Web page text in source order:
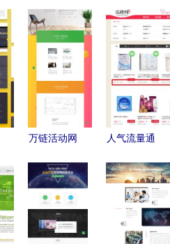
打造沉浸式
在线咖啡体
验
并存的网页
设计理念
万链活动网
网站建设到
精准推广的
完整解决方
人气流量通
网站商品页
设计超全面
指南